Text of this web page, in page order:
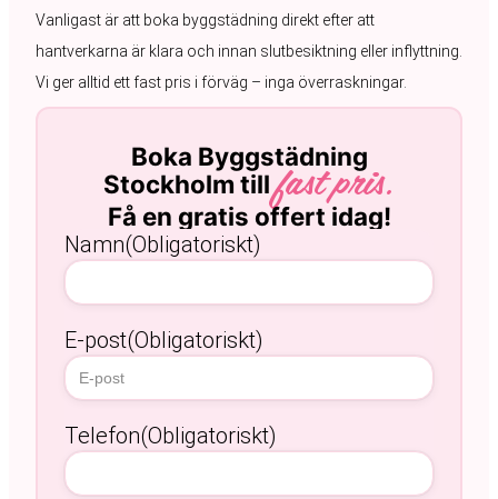
Vanligast är att boka byggstädning direkt efter att
hantverkarna är klara och innan slutbesiktning eller inflyttning.
Vi ger alltid ett fast pris i förväg – inga överraskningar.
Boka Byggstädning
Stockholm tillfast pris.
Få en gratis offert idag!
Namn(Obligatoriskt)
E-post(Obligatoriskt)
Telefon(Obligatoriskt)